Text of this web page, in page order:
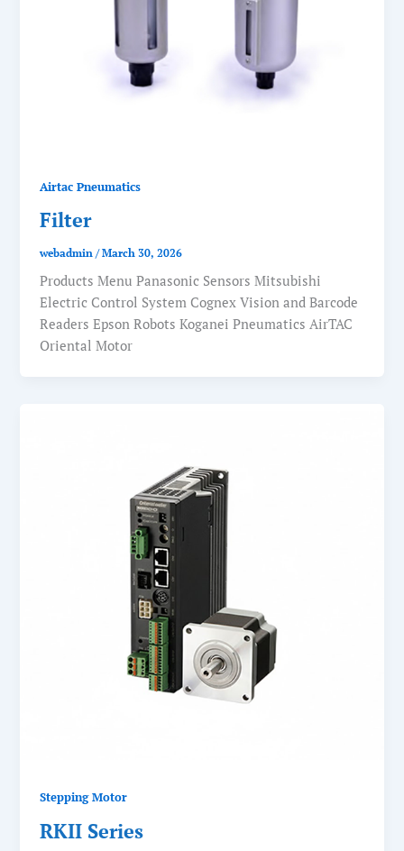
Airtac Pneumatics
Filter
webadmin/March 30, 2026
Products Menu Panasonic Sensors Mitsubishi
Electric Control System Cognex Vision and Barcode
Readers Epson Robots Koganei Pneumatics AirTAC
Oriental Motor
Stepping Motor
RKII Series